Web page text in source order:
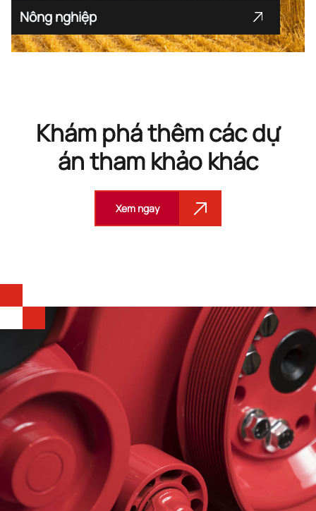
Nông nghiệp
Khám phá thêm các dự
án tham khảo khác
Xem ngay